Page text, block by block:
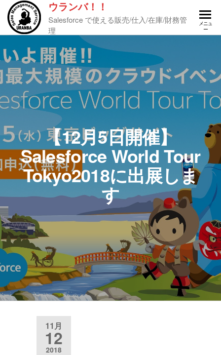
ウランバ！！
Salesforce で使える販売/仕入/在庫/財務管
理
メニュ
ー
【12月5日開催】
Salesforce World Tour
Tokyo2018に出展しま
す
11月
12
2018